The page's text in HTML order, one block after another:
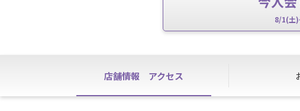
8/1(土
店舗情報 アクセス